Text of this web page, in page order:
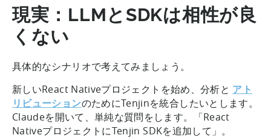
現実：LLMとSDKは相性が良
くない
具体的なシナリオで考えてみましょう。
新しいReact Nativeプロジェクトを始め、分析と アト
リビューションのためにTenjinを統合したいとします。
Claudeを開いて、単純な質問をします。「React
NativeプロジェクトにTenjin SDKを追加して」。